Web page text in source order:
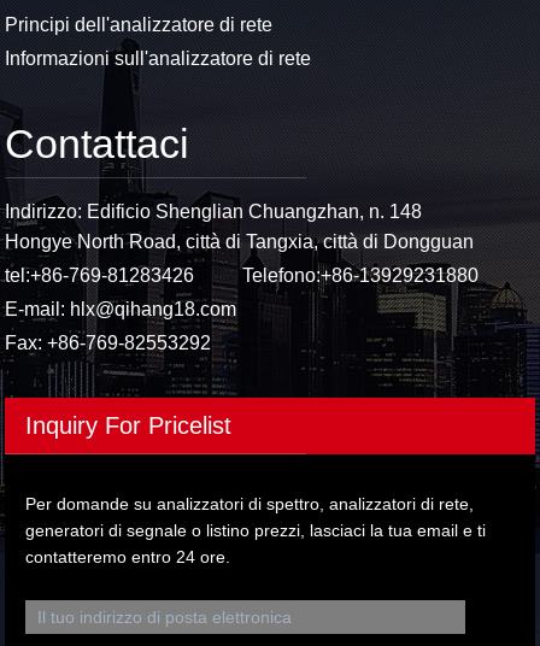
Principi dell'analizzatore di rete
Informazioni sull'analizzatore di rete
Contattaci
Indirizzo: Edificio Shenglian Chuangzhan, n. 148
Hongye North Road, città di Tangxia, città di Dongguan
tel:+86-769-81283426 Telefono:+86-13929231880
E-mail: hlx@qihang18.com
Fax: +86-769-82553292
Inquiry For Pricelist
Per domande su analizzatori di spettro, analizzatori di rete,
generatori di segnale o listino prezzi, lasciaci la tua email e ti
contatteremo entro 24 ore.